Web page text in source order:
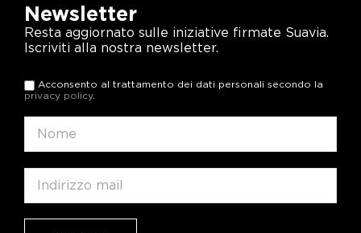
Newsletter
Resta aggiornato sulle iniziative firmate Suavia.
Iscriviti alla nostra newsletter.
Acconsento al trattamento dei dati personali secondo la
privacy policy.